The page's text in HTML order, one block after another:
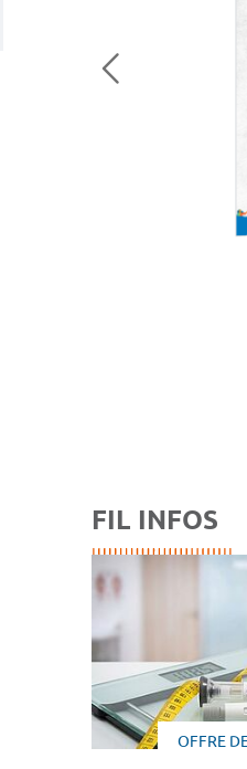
FIL INFOS
OFFRE